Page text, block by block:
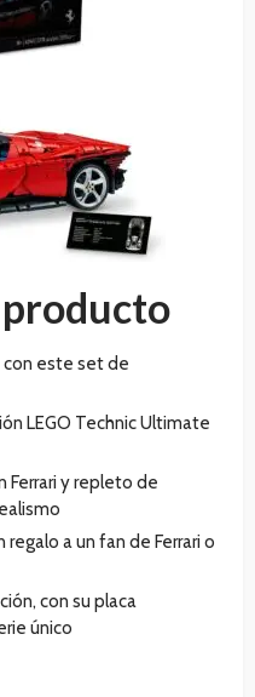
con este set de
LEGO Technic Ultimate
Ferrari y repleto de
a un fan de Ferrari o
con su placa
único